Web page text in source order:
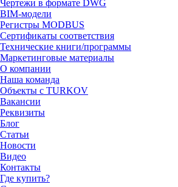
Чертежи в формате DWG
BIM-модели
Регистры MODBUS
Сертификаты соответствия
Технические книги/программы
Маркетинговые материалы
О компании
Наша команда
Объекты с TURKOV
Вакансии
Реквизиты
Блог
Статьи
Новости
Видео
Контакты
Где купить?